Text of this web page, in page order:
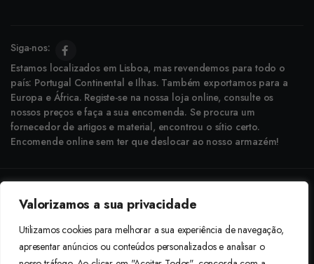
Valorizamos a sua privacidade
Utilizamos cookies para melhorar a sua experiência de navegação,
apresentar anúncios ou conteúdos personalizados e analisar o
Siga-nos:
Estamos localizados em Lisboa, mas revendemos para todo o
país: Portugal Continental e Ilhas. Também exportamos para a
Europa e África. Registe-se na nossa loja online, consulte os
nossos preços e faça a sua encomenda. Se procura um
fornecedor de artigos e material, encontrou o sítio certo.
Encomende online sem ter que deslocar ao nosso armazém!
Aceitamos: Transferência Bancária e Envio à Cobrança